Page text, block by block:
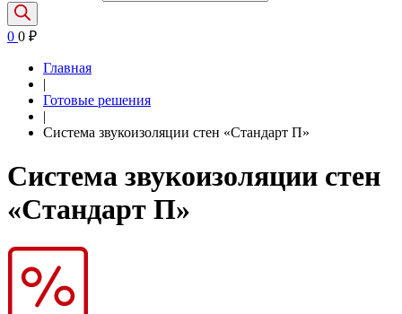
0 0 ₽
Главная
|
Готовые решения
|
Система звукоизоляции стен «Стандарт П»
Система звукоизоляции стен
«Стандарт П»